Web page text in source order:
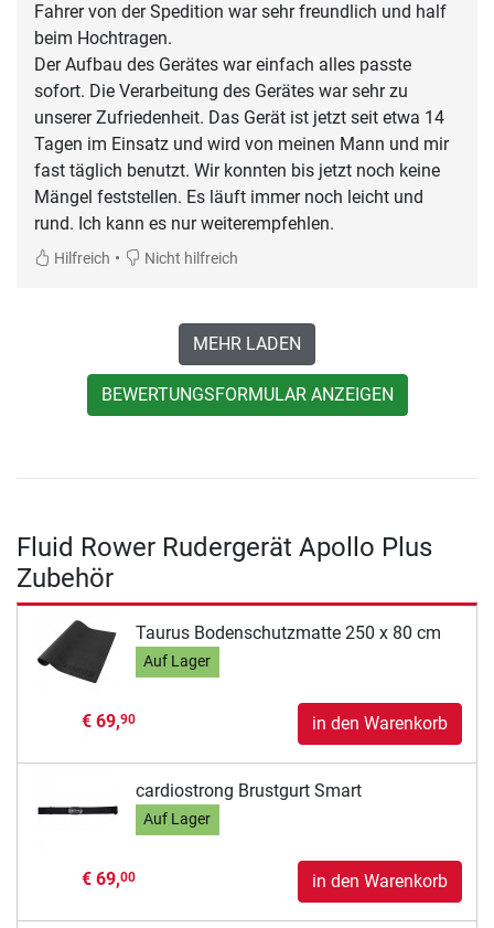
Fahrer von der Spedition war sehr freundlich und half
beim Hochtragen.
Der Aufbau des Gerätes war einfach alles passte
sofort. Die Verarbeitung des Gerätes war sehr zu
unserer Zufriedenheit. Das Gerät ist jetzt seit etwa 14
Tagen im Einsatz und wird von meinen Mann und mir
fast täglich benutzt. Wir konnten bis jetzt noch keine
Mängel feststellen. Es läuft immer noch leicht und
rund. Ich kann es nur weiterempfehlen.
Hilfreich • Nicht hilfreich
MEHR LADEN
BEWERTUNGSFORMULAR ANZEIGEN
Fluid Rower Rudergerät Apollo Plus
Zubehör
Taurus Bodenschutzmatte 250 x 80 cm
Auf Lager
€ 69,90 in den Warenkorb
cardiostrong Brustgurt Smart
Auf Lager
€ 69,00 in den Warenkorb